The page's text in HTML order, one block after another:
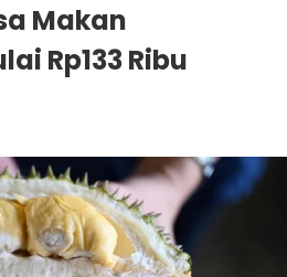
Makan
Rp133 Ribu